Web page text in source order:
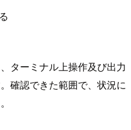
ターミナル上操作及び出力
確認できた範囲で、状況に